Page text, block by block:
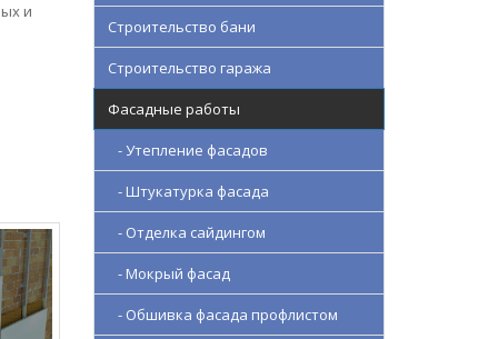
и
Строительство бани
Строительство гаража
Фасадные работы
- Утепление фасадов
- Штукатурка фасада
- Отделка сайдингом
- Мокрый фасад
- Обшивка фасада профлистом